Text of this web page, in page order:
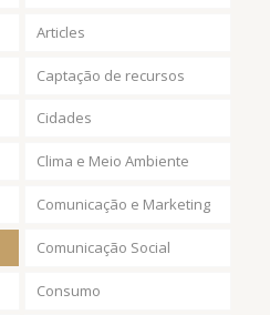
Articles
Captação de recursos
Cidades
Clima e Meio Ambiente
Comunicação e Marketing
Comunicação Social
Consumo